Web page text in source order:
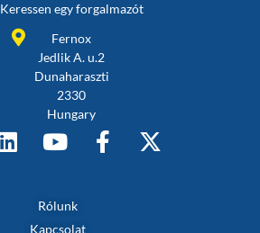
Keressen egy forgalmazót
Fernox
Jedlik A. u.2
Dunaharaszti
2330
Hungary
Rólunk
Kapcsolat